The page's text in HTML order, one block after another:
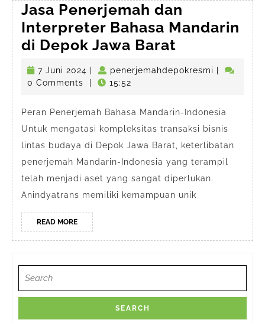
Jasa Penerjemah dan
Interpreter Bahasa Mandarin
di Depok Jawa Barat
Interpreter
Bahasa
Mandarin
di
Depok
Jawa
Barat
7 Juni 2024 7
Juni
penerjemahdepokresmi
0 Comments
15:52
Peran Penerjemah Bahasa Mandarin-Indonesia
Untuk mengatasi kompleksitas transaksi bisnis
lintas budaya di Depok Jawa Barat, keterlibatan
penerjemah Mandarin-Indonesia yang terampil
telah menjadi aset yang sangat diperlukan.
Anindyatrans memiliki kemampuan unik
READ MOREREAD
MORE
for: